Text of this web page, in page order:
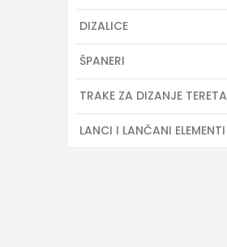
DIZALICE
ŠPANERI
TRAKE ZA DIZANJE TERETA
LANCI I LANČANI ELEMENTI